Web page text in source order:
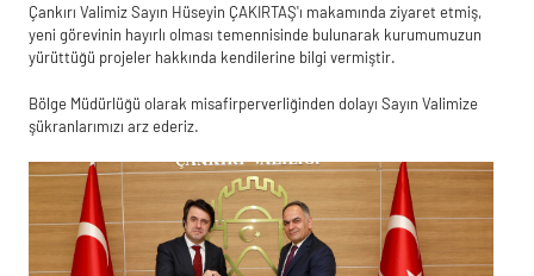
Çankırı Valimiz Sayın Hüseyin ÇAKIRTAŞ'ı makamında ziyaret etmiş,
yeni görevinin hayırlı olması temennisinde bulunarak kurumumuzun
yürüttüğü projeler hakkında kendilerine bilgi vermiştir.
Bölge Müdürlüğü olarak misafirperverliğinden dolayı Sayın Valimize
şükranlarımızı arz ederiz.